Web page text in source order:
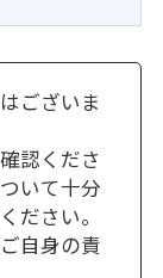
ございま
認くださ
いて十分
ださい。
自身の責